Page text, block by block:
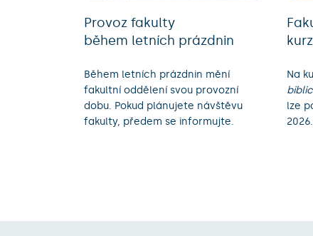
Provoz fakulty
během letních prázdnin
Během letních prázdnin mění
fakultní oddělení svou provozní
dobu. Pokud plánujete návštěvu
fakulty, předem se informujte.
Na
lze
2026.